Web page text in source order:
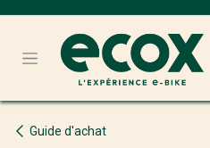
Guide d'achat